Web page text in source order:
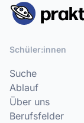
Schüler:innen
Suche
Ablauf
Über uns
Berufsfelder